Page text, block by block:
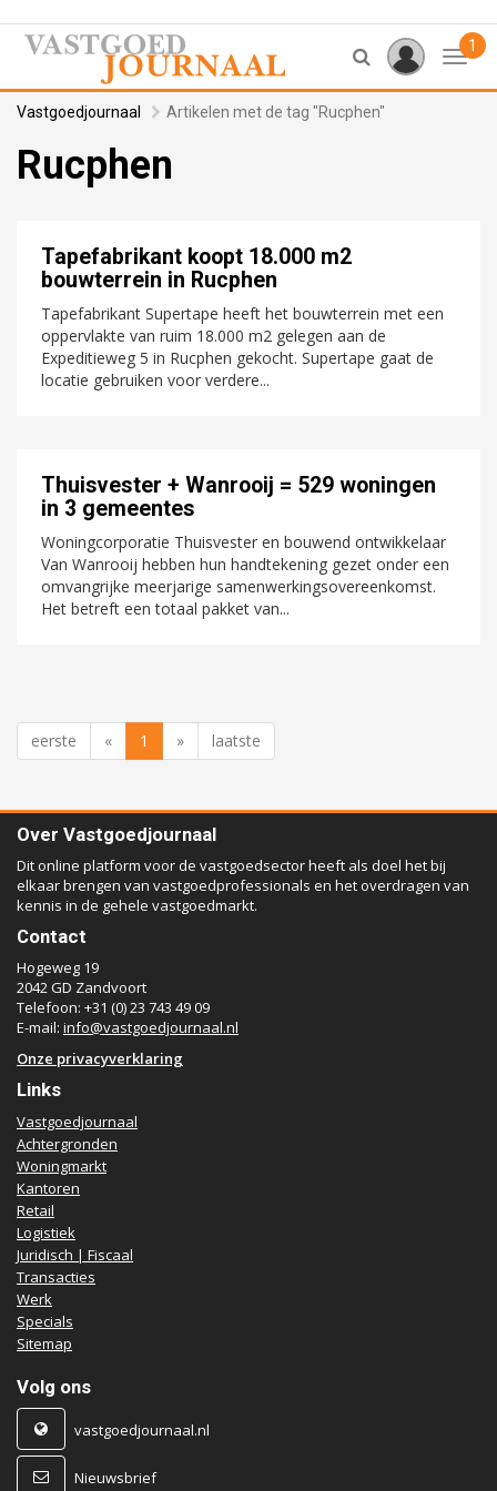
1
Vastgoedjournaal Artikelen met de tag "Rucphen"
Rucphen
Tapefabrikant koopt 18.000 m2
bouwterrein in Rucphen
Tapefabrikant Supertape heeft het bouwterrein met een
oppervlakte van ruim 18.000 m2 gelegen aan de
Expeditieweg 5 in Rucphen gekocht. Supertape gaat de
locatie gebruiken voor verdere...
Thuisvester + Wanrooij = 529 woningen
in 3 gemeentes
Woningcorporatie Thuisvester en bouwend ontwikkelaar
Van Wanrooij hebben hun handtekening gezet onder een
omvangrijke meerjarige samenwerkingsovereenkomst.
Het betreft een totaal pakket van...
eerste « 1 » laatste
Over Vastgoedjournaal
Dit online platform voor de vastgoedsector heeft als doel het bij
elkaar brengen van vastgoedprofessionals en het overdragen van
kennis in de gehele vastgoedmarkt.
Contact
Hogeweg 19
2042 GD Zandvoort
Telefoon: +31 (0) 23 743 49 09
E-mail: info@vastgoedjournaal.nl
Onze privacyverklaring
Links
Vastgoedjournaal
Achtergronden
Woningmarkt
Kantoren
Retail
Logistiek
Juridisch | Fiscaal
Transacties
Werk
Specials
Sitemap
Volg ons
vastgoedjournaal.nl
Nieuwsbrief